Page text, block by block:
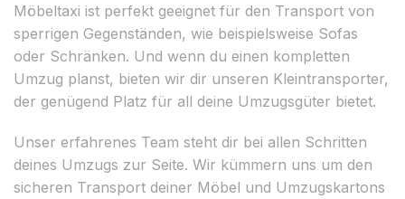
Möbeltaxi ist perfekt geeignet für den Transport von
sperrigen Gegenständen, wie beispielsweise Sofas
oder Schränken. Und wenn du einen kompletten
Umzug planst, bieten wir dir unseren Kleintransporter,
der genügend Platz für all deine Umzugsgüter bietet.
Unser erfahrenes Team steht dir bei allen Schritten
deines Umzugs zur Seite. Wir kümmern uns um den
sicheren Transport deiner Möbel und Umzugskartons